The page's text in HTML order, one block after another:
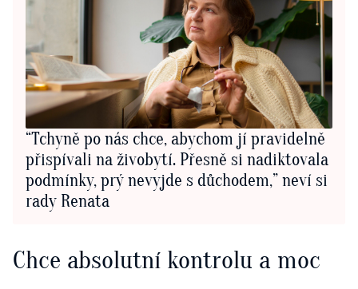
“Tchyně po nás chce, abychom jí pravidelně
přispívali na živobytí. Přesně si nadiktovala
podmínky, prý nevyjde s důchodem,” neví si
rady Renata
Chce absolutní kontrolu a moc